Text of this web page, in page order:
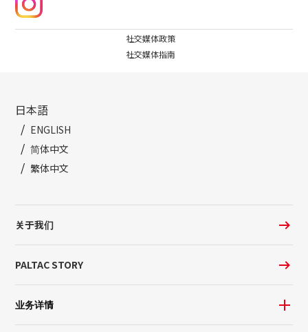
社交媒体政策
社交媒体指南
日本語
ENGLISH
简体中文
繁体中文
关于我们
PALTAC STORY
业务详情